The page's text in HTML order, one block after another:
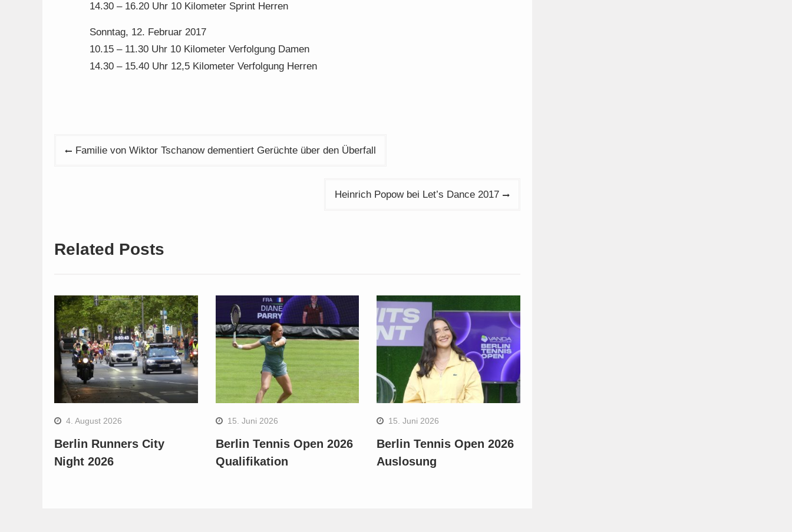
14.30 – 16.20 Uhr 10 Kilometer Sprint Herren
Sonntag, 12. Februar 2017
10.15 – 11.30 Uhr 10 Kilometer Verfolgung Damen
14.30 – 15.40 Uhr 12,5 Kilometer Verfolgung Herren
Beitragsnavigation
Familie von Wiktor Tschanow dementiert Gerüchte über den Überfall
Heinrich Popow bei Let’s Dance 2017
Related Posts
4. August 2026
Berlin Runners City
Night 2026
15. Juni 2026
Berlin Tennis Open 2026
Qualifikation
15. Juni 2026
Berlin Tennis Open 2026
Auslosung